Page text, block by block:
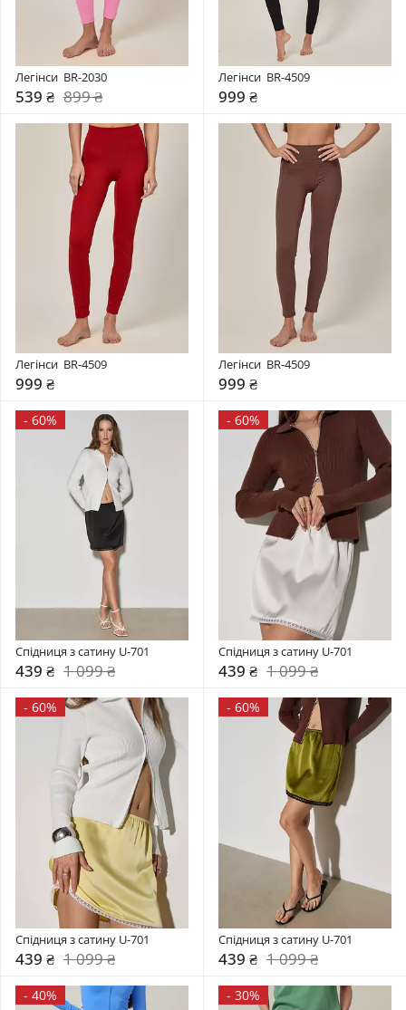
Легінси  BR-2030
539 ₴ 899 ₴
Легінси  BR-4509
999 ₴
Легінси  BR-4509
999 ₴
Легінси  BR-4509
999 ₴
- 60%
Спідниця з сатину U-701
439 ₴ 1 099 ₴
- 60%
Спідниця з сатину U-701
439 ₴ 1 099 ₴
- 60%
Спідниця з сатину U-701
439 ₴ 1 099 ₴
- 60%
Спідниця з сатину U-701
439 ₴ 1 099 ₴
- 40% - 30%